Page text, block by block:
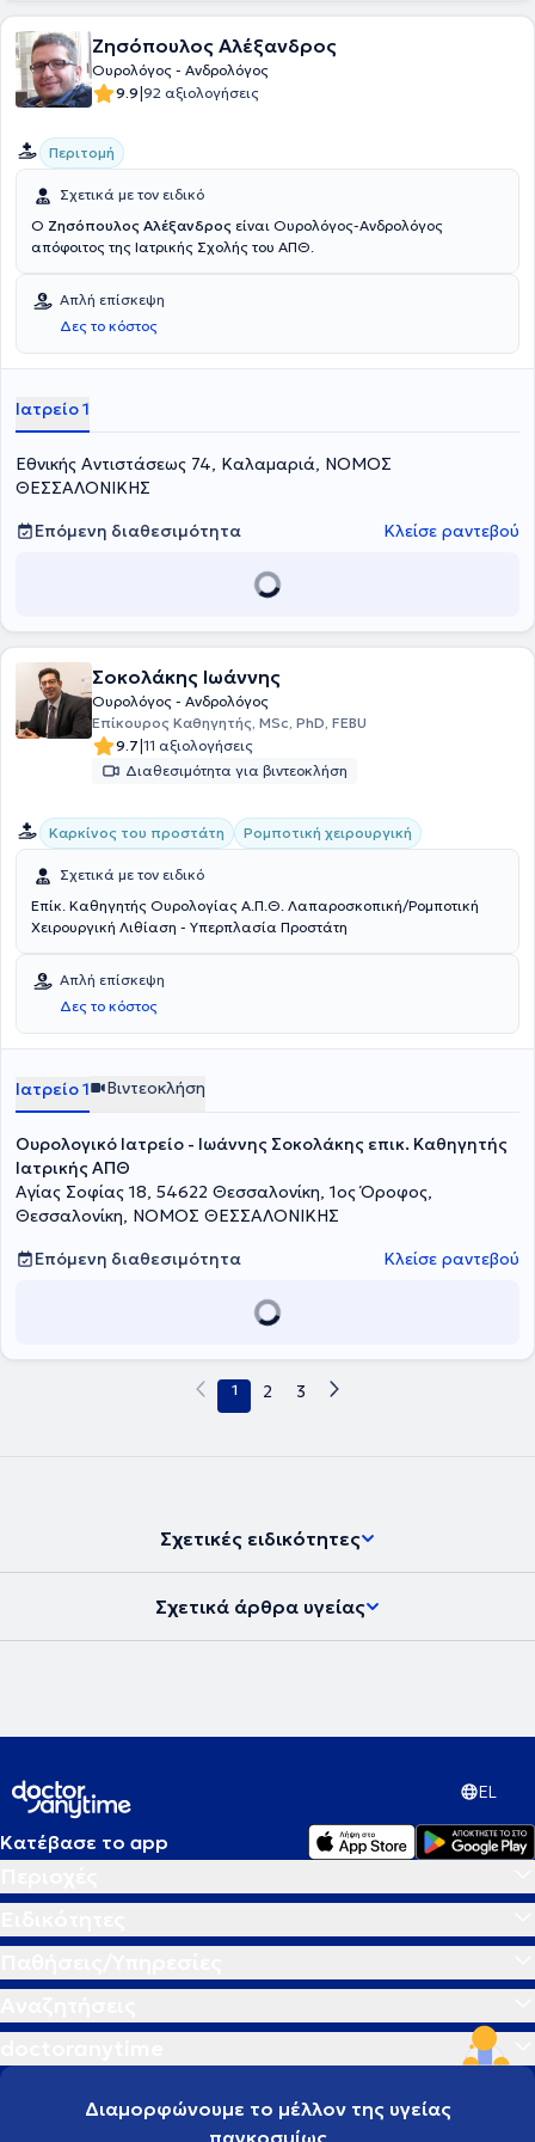
Ζησόπουλος Αλέξανδρος
Ουρολόγος - Ανδρολόγος
9.9|92 αξιολογήσεις
Περιτομή
Σχετικά με τον ειδικό
Ο Ζησόπουλος Αλέξανδρος είναι Ουρολόγος-Ανδρολόγος
απόφοιτος της Ιατρικής Σχολής του ΑΠΘ.
Απλή επίσκεψη
Δες το κόστος
Ιατρείο 1
Εθνικής Αντιστάσεως 74, Καλαμαριά, ΝΟΜΟΣ
ΘΕΣΣΑΛΟΝΙΚΗΣ
Επόμενη διαθεσιμότητα
Κλείσε ραντεβού
Σοκολάκης Ιωάννης
Ουρολόγος - Ανδρολόγος
Επίκουρος Καθηγητής, MSc, PhD, FEBU
9.7|11 αξιολογήσεις
Διαθεσιμότητα για βιντεοκλήση
Καρκίνος του προστάτη Ρομποτική χειρουργική
Σχετικά με τον ειδικό
Επίκ. Καθηγητής Ουρολογίας Α.Π.Θ. Λαπαροσκοπική/Ρομποτική
Χειρουργική Λιθίαση - Υπερπλασία Προστάτη
Απλή επίσκεψη
Δες το κόστος
Ιατρείο 1 Βιντεοκλήση
Ουρολογικό Ιατρείο - Ιωάννης Σοκολάκης επικ. Καθηγητής
Ιατρικής ΑΠΘ
Αγίας Σοφίας 18, 54622 Θεσσαλονίκη, 1ος Όροφος,
Θεσσαλονίκη, ΝΟΜΟΣ ΘΕΣΣΑΛΟΝΙΚΗΣ
Επόμενη διαθεσιμότητα
Κλείσε ραντεβού
1 2 3
Σχετικές ειδικότητες
Σχετικά άρθρα υγείας
EL
Κατέβασε το app
Διαμορφώνουμε το μέλλον της υγείας